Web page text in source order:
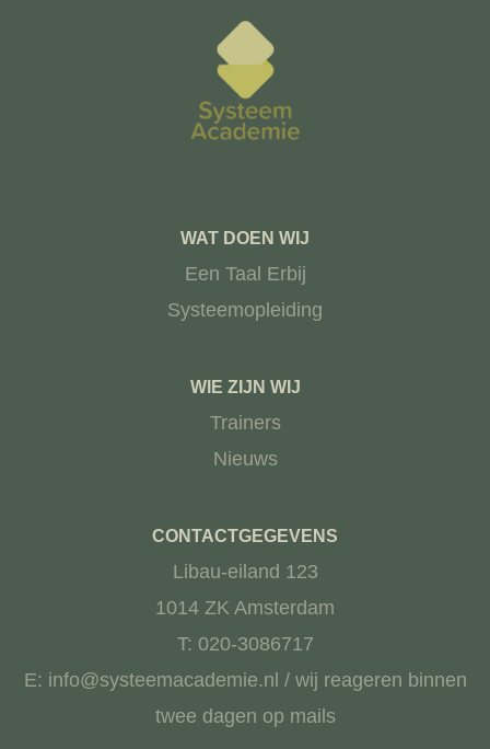
WAT DOEN WIJ
Een Taal Erbij
Systeemopleiding
WIE ZIJN WIJ
Trainers
Nieuws
CONTACTGEGEVENS
Libau-eiland 123
1014 ZK Amsterdam
T: 020-3086717
E: info@systeemacademie.nl / wij reageren binnen
twee dagen op mails